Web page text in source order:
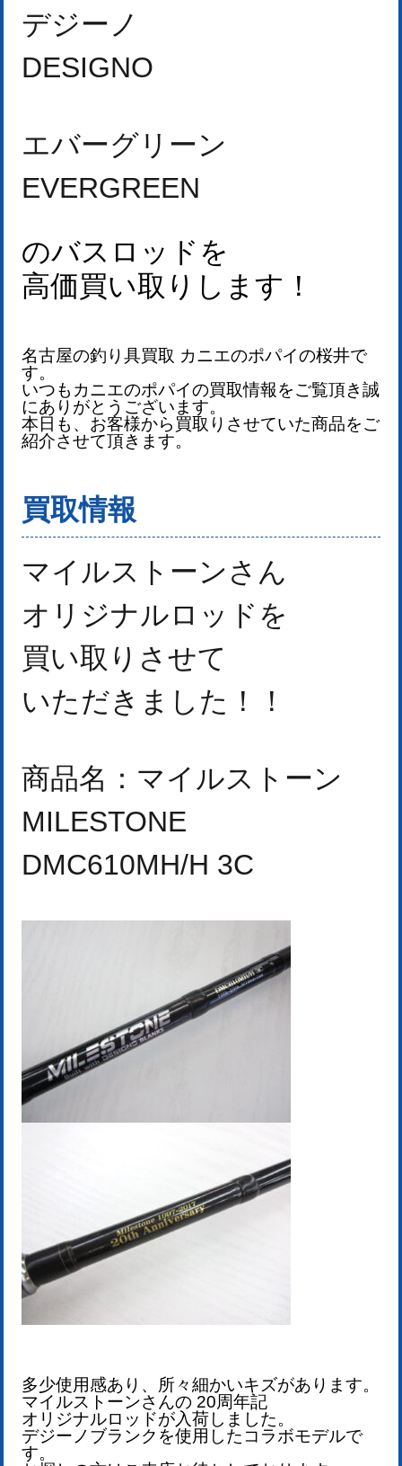
デジーノ
DESIGNO
エバーグリーン
EVERGREEN
のバスロッドを
高価買い取りします！
名古屋の釣り具買取 カニエのポパイの桜井で
す。
いつもカニエのポパイの買取情報をご覧頂き誠
にありがとうございます。
本日も、お客様から買取りさせていた商品をご
紹介させて頂きます。
買取情報
マイルストーンさん
オリジナルロッドを
買い取りさせて
いただきました！
！
商品名：マイルストーン
MILESTONE
DMC610MH/H 3C
多少使用感あり、所々細かいキズがあります。
マイルストーンさんの 20周年記
オリジナルロッドが入荷しました。
デジーノブランクを使用したコラボモデルで
す。